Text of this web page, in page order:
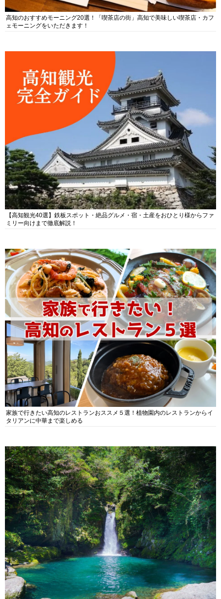
高知のおすすめモーニング20選！「喫茶店の街」高知で美味しい喫茶店・カフ
ェモーニングをいただきます！
【高知観光40選】鉄板スポット・絶品グルメ・宿・土産をおひとり様からファ
ミリー向けまで徹底解説！
家族で行きたい高知のレストランおススメ５選！植物園内のレストランからイ
タリアンに中華まで楽しめる